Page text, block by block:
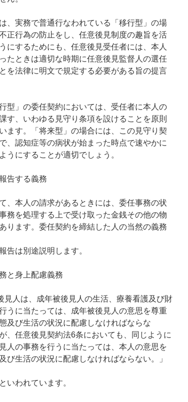
、実務で普通行なわれている「移行型」の場
正行為の防止をし、任意後見制度の趣旨を活
にするためにも、任意後見受任者には、本人
たときは適切な時期に任意後見監督人の選任
を法律に明文で規定する必要がある旨の提言
型」の委任契約においては、受任者に本人の
す、いわゆる見守り条項を設けることを原則
ます。「将来型」の場合には、この見守り契
、認知症等の病状が始まった時点で速やかに
うにすることが適切でしょう。
告する義務
、本人の請求があるときには、委任事務の状
務を処理する上で受け取った金銭その他の物
ります。委任契約を締結した人の当然の義務
告は別途説明します。
と身上配慮義務
人は、成年被後見人の生活、療養看護及び財
うに当たっては、成年被後見人の意思を尊重
及び生活の状況に配慮しなければならな
、任意後見契約法6条においても、同じように
人の事務を行うに当たっては、本人の意思を
び生活の状況に配慮しなければならない。」
いわれています。